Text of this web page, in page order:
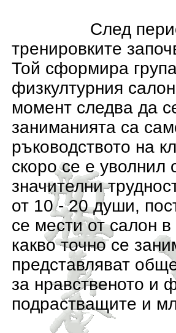
След период от
тренировките
Той сформира
физкултурния
момент следва да
заниманията са
ръководството на
скоро се е уволнил
значителни
от 10 - 20 души,
се мести от салон
какво точно се
представляват
за нравственото и
подрастващите и